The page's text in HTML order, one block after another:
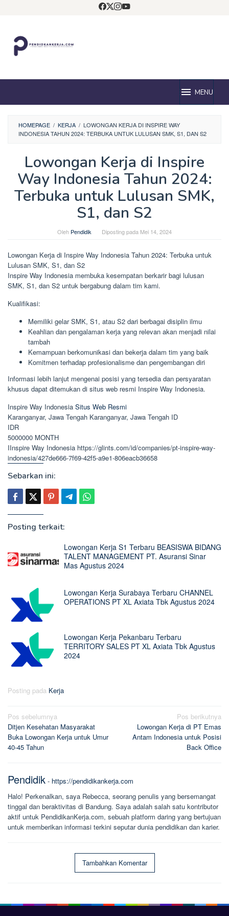
MENU
HOMEPAGE / KERJA / LOWONGAN KERJA DI INSPIRE WAY
INDONESIA TAHUN 2024: TERBUKA UNTUK LULUSAN SMK, S1, DAN S2
Lowongan Kerja di Inspire
Way Indonesia Tahun 2024:
Terbuka untuk Lulusan SMK,
S1, dan S2
Oleh Pendidik Diposting pada Mei 14, 2024
Lowongan Kerja di Inspire Way Indonesia Tahun 2024: Terbuka untuk
Lulusan SMK, S1, dan S2
Inspire Way Indonesia membuka kesempatan berkarir bagi lulusan
SMK, S1, dan S2 untuk bergabung dalam tim kami.
Kualifikasi:
Memiliki gelar SMK, S1, atau S2 dari berbagai disiplin ilmu
Keahlian dan pengalaman kerja yang relevan akan menjadi nilai
tambah
Kemampuan berkomunikasi dan bekerja dalam tim yang baik
Komitmen terhadap profesionalisme dan pengembangan diri
Informasi lebih lanjut mengenai posisi yang tersedia dan persyaratan
khusus dapat ditemukan di situs web resmi Inspire Way Indonesia.
Inspire Way Indonesia Situs Web Resmi
Karanganyar, Jawa Tengah Karanganyar, Jawa Tengah ID
IDR
5000000 MONTH
IInspire Way Indonesia https://glints.com/id/companies/pt-inspire-way-
indonesia/427de666-7f69-42f5-a9e1-806eacb36658
Sebarkan ini:
Posting terkait:
Lowongan Kerja S1 Terbaru BEASISWA BIDANG
TALENT MANAGEMENT PT. Asuransi Sinar
Mas Agustus 2024
Lowongan Kerja Surabaya Terbaru CHANNEL
OPERATIONS PT XL Axiata Tbk Agustus 2024
Lowongan Kerja Pekanbaru Terbaru
TERRITORY SALES PT XL Axiata Tbk Agustus
2024
Posting pada Kerja
Navigasi
pos
Pos sebelumnya
Ditjen Kesehatan Masyarakat
Buka Lowongan Kerja untuk Umur
40-45 Tahun
Pos berikutnya
Lowongan Kerja di PT Emas
Antam Indonesia untuk Posisi
Back Office
Pendidik - https://pendidikankerja.com
Halo! Perkenalkan, saya Rebecca, seorang penulis yang bersemangat
tinggal dan beraktivitas di Bandung. Saya adalah salah satu kontributor
aktif untuk PendidikanKerja.com, sebuah platform daring yang bertujuan
untuk memberikan informasi terkini seputar dunia pendidikan dan karier.
Tambahkan Komentar